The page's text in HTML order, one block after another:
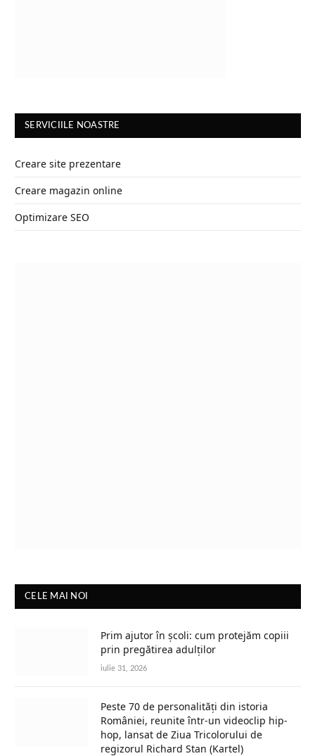
SERVICIILE NOASTRE
Creare site prezentare
Creare magazin online
Optimizare SEO
CELE MAI NOI
Prim ajutor în școli: cum protejăm copiii
prin pregătirea adulților
iulie 31, 2026
Peste 70 de personalități din istoria
României, reunite într-un videoclip hip-
hop, lansat de Ziua Tricolorului de
regizorul Richard Stan (Kartel)